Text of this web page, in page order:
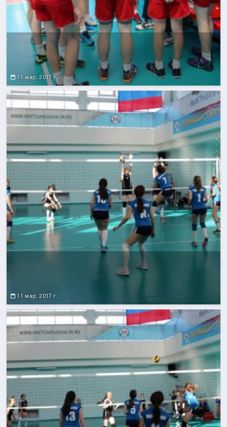
11 мар. 2017 г.
11 мар. 2017 г.